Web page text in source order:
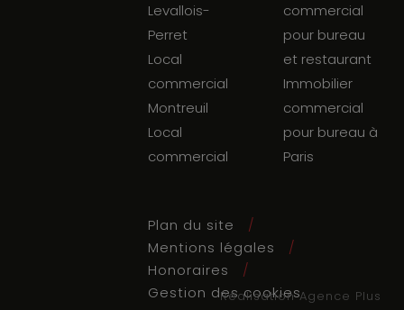
Levallois-
Perret
Local
commercial
Montreuil
Local
commercial
commercial
pour bureau
et restaurant
Immobilier
commercial
pour bureau à
Paris
Plan du site
Mentions légales
Honoraires
Gestion des cookies
Réalisation Agence Plus